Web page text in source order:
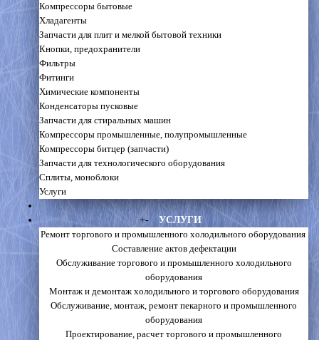
Компрессоры бытовые
Хладагенты
Запчасти для плит и мелкой бытовой техники
Кнопки, предохранители
Фильтры
Фитинги
Химические компоненты
Конденсаторы пусковые
Запчасти для стиральных машин
Компрессоры промышленные, полупромышленные
Компрессоры битцер (запчасти)
Запчасти для технологического оборудования
Сплиты, моноблоки
Услуги
+-
УСЛУГИ
Ремонт торгового и промышленного холодильного оборудования
Составление актов дефектации
Обслуживание торгового и промышленного холодильного
оборудования
Монтаж и демонтаж холодильного и торгового оборудования
Обслуживание, монтаж, ремонт пекарного и промышленного
оборудования
Проектирование, расчет торгового и промышленного